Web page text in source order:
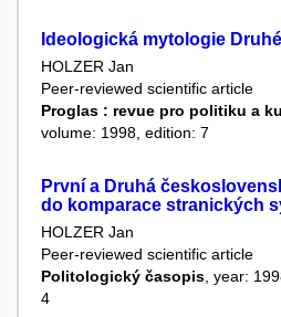
Ideologická mytologie
HOLZER Jan
Peer-reviewed scientific article
Proglas : revue pro politiku a
volume: 1998, edition: 7
První a Druhá
do komparace stranických
HOLZER Jan
Peer-reviewed scientific article
Politologický časopis, year:
4